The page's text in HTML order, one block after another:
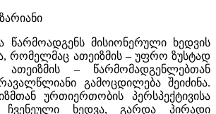
წარმოადგენს მისიონერული ხედვის
რომელმაც ათეიზმის – უფრო ზუსტად
ათეიზმის – წარმომადგენლებთან
გამოცდილება შეიძინა.
ურთიერთობის პერსპექტივისა
ხედვა, გარდა პირადი